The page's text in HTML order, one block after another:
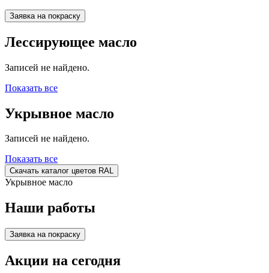
Заявка на покраску
Лессирующее масло
Записей не найдено.
Показать все
Укрывное масло
Записей не найдено.
Показать все
Скачать каталог цветов RAL
Укрывное масло
Наши работы
Заявка на покраску
Акции на сегодня